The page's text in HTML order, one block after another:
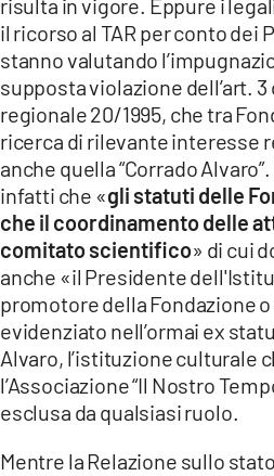
il ricorso al TAR per conto dei
stanno valutando
supposta violazione dell’art.
regionale 20/1995, che tra
ricerca di rilevante interesse
anche quella “Corrado
infatti che «gli statuti delle
che il coordinamento delle
comitato scientifico» di cui
anche «il Presidente
promotore della Fondazione
evidenziato nell’ormai ex
Alvaro, l’istituzione culturale
l’Associazione “Il Nostro
esclusa da qualsiasi ruolo.
Mentre la Relazione sullo